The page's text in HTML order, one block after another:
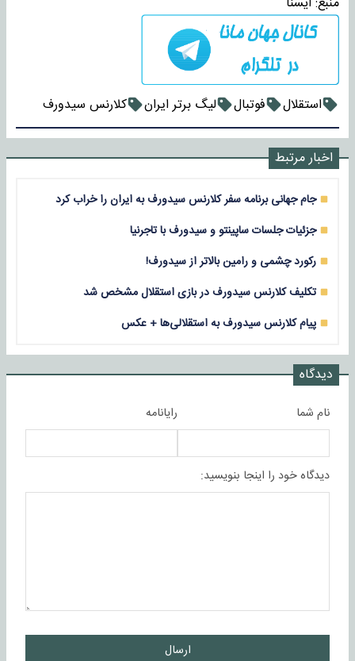
استقلال فوتبال لیگ برتر ایران کلارنس سیدورف
اخبار مرتبط
جام جهانی برنامه سفر کلارنس سیدورف به ایران را خراب کرد
جزئیات جلسات ساپینتو و سیدورف با تاجرنیا
رکورد چشمی و رامین بالاتر از سیدورف!
تکلیف کلارنس سیدورف در بازی استقلال مشخص شد
پیام کلارنس سیدورف به استقلالی‌ها + عکس
دیدگاه
نام شما رایانامه
دیدگاه خود را اینجا بنویسید:
ارسال